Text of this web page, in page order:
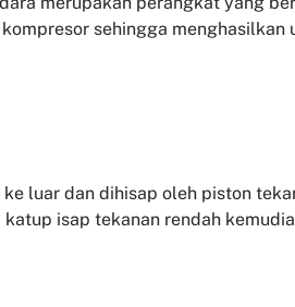
sehingga menghasilkan
luar dan dihisap oleh piston
isap tekanan rendah